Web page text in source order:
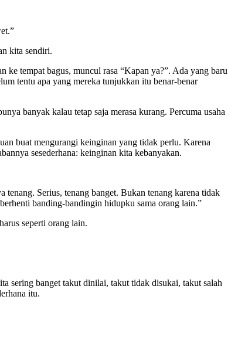
kita sendiri.
ke tempat bagus, muncul rasa “Kapan ya?”. Ada yang baru
tentu apa yang mereka tunjukkan itu benar-benar
banyak kalau tetap saja merasa kurang. Percuma usaha
buat mengurangi keinginan yang tidak perlu. Karena
sesederhana: keinginan kita kebanyakan.
Serius, tenang banget. Bukan tenang karena tidak
banding-bandingin hidupku sama orang lain.”
seperti orang lain.
sering banget takut dinilai, takut tidak disukai, takut salah
itu.